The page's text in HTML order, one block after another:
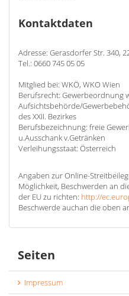
Kontaktdaten
Adresse: Gerasdorfer Str. 340,
Tel.: 0660 745 05 05
Mitglied bei: WKÖ, WKO Wien
Berufsrecht: Gewerbeordnung
Aufsichtsbehörde/
des XXII. Bezirkes
Berufsbezeichnung: freie
u.Ausschank v.Getränken
Verleihungsstaat: Österreich
Angaben zur Online-
Möglichkeit, Beschwerden an
der EU zu richten: http://
Beschwerde auchan die oben
Seiten
Impressum